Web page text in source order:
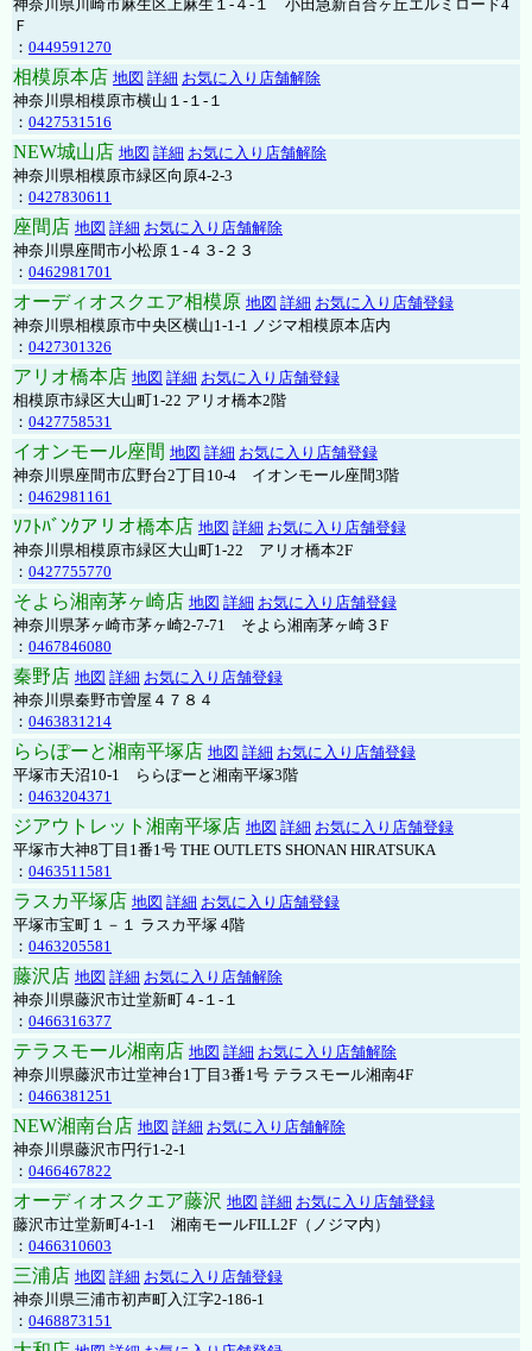
神奈川県川崎市麻生区上麻生１-４-１ 小田急新百合ヶ丘エルミロード4
Ｆ
： 0449591270
相模原本店 地図 詳細 お気に入り店舗解除
神奈川県相模原市横山１-１-１
： 0427531516
NEW城山店 地図 詳細 お気に入り店舗解除
神奈川県相模原市緑区向原4-2-3
： 0427830611
座間店 地図 詳細 お気に入り店舗解除
神奈川県座間市小松原１-４３-２３
： 0462981701
オーディオスクエア相模原 地図 詳細 お気に入り店舗登録
神奈川県相模原市中央区横山1-1-1 ノジマ相模原本店内
： 0427301326
アリオ橋本店 地図 詳細 お気に入り店舗登録
相模原市緑区大山町1-22 アリオ橋本2階
： 0427758531
イオンモール座間 地図 詳細 お気に入り店舗登録
神奈川県座間市広野台2丁目10-4 イオンモール座間3階
： 0462981161
ｿﾌﾄﾊﾞﾝｸアリオ橋本店 地図 詳細 お気に入り店舗登録
神奈川県相模原市緑区大山町1-22 アリオ橋本2F
： 0427755770
そよら湘南茅ヶ崎店 地図 詳細 お気に入り店舗登録
神奈川県茅ヶ崎市茅ヶ崎2‐7‐71 そよら湘南茅ヶ崎３F
： 0467846080
秦野店 地図 詳細 お気に入り店舗登録
神奈川県秦野市曽屋４７８４
： 0463831214
ららぽーと湘南平塚店 地図 詳細 お気に入り店舗登録
平塚市天沼10-1 ららぽーと湘南平塚3階
： 0463204371
ジアウトレット湘南平塚店 地図 詳細 お気に入り店舗登録
平塚市大神8丁目1番1号 THE OUTLETS SHONAN HIRATSUKA
： 0463511581
ラスカ平塚店 地図 詳細 お気に入り店舗登録
平塚市宝町１－１ ラスカ平塚 4階
： 0463205581
藤沢店 地図 詳細 お気に入り店舗解除
神奈川県藤沢市辻堂新町４-１-１
： 0466316377
テラスモール湘南店 地図 詳細 お気に入り店舗解除
神奈川県藤沢市辻堂神台1丁目3番1号 テラスモール湘南4F
： 0466381251
NEW湘南台店 地図 詳細 お気に入り店舗解除
神奈川県藤沢市円行1-2-1
： 0466467822
オーディオスクエア藤沢 地図 詳細 お気に入り店舗登録
藤沢市辻堂新町4-1-1 湘南モールFILL2F（ノジマ内）
： 0466310603
三浦店 地図 詳細 お気に入り店舗登録
神奈川県三浦市初声町入江字2-186-1
： 0468873151